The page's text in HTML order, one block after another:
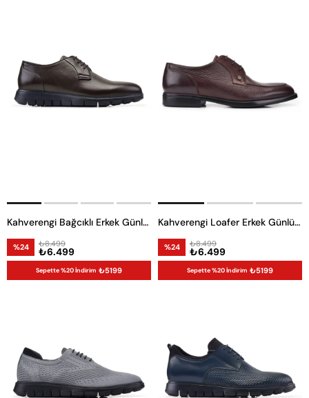
Kahverengi Bağcıklı Erkek Günlük Ayakkabı
%24 ₺6.499
₺8.499
Sepette %20 İndirim ₺5199
Kahverengi Loafer Erkek Günlük Ayakkabı
%24 ₺6.499
₺8.499
Sepette %20 İndirim ₺5199